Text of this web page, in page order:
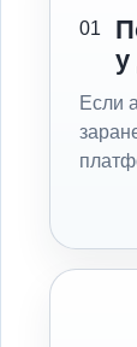
01
у
Если